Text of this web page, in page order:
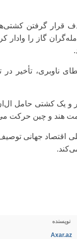
قرار گرفتن
گاز را وادار
ناوبری، تأخیر در
و یک کشتی حامل
هند و چین حرکت
اقتصاد جهانی
نویسنده
Axar.az